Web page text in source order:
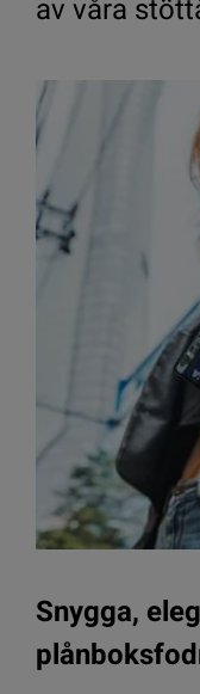
av våra
Snygga,